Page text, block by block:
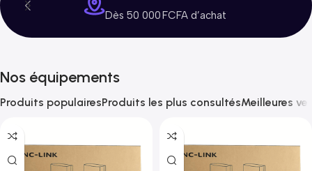
Dès 50 000 FCFA d’achat
Nos équipements
Produits populairesProduits les plus consultésMeilleures